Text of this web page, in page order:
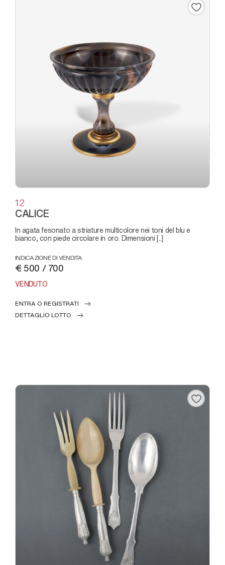
12
CALICE
in agata fesonato a striature multicolore nei toni del blu e
bianco, con piede circolare in oro. Dimensioni [..]
INDICAZIONE DI VENDITA
€ 500 / 700
VENDUTO
ENTRA O REGISTRATI
DETTAGLIO LOTTO